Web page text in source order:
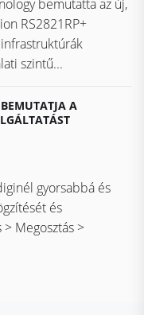
bemutatta az új,
RS2821RP+
szintű...
A
gyorsabbá és
és
> Megosztás >